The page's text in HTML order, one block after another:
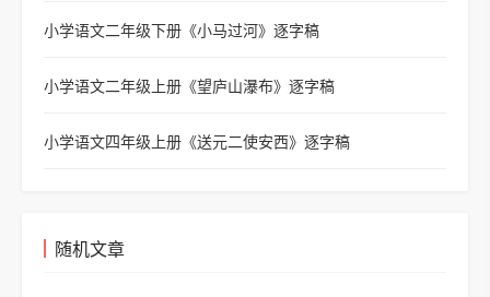
小学语文二年级下册《小马过河》逐字稿
小学语文二年级上册《望庐山瀑布》逐字稿
小学语文四年级上册《送元二使安西》逐字稿
随机文章